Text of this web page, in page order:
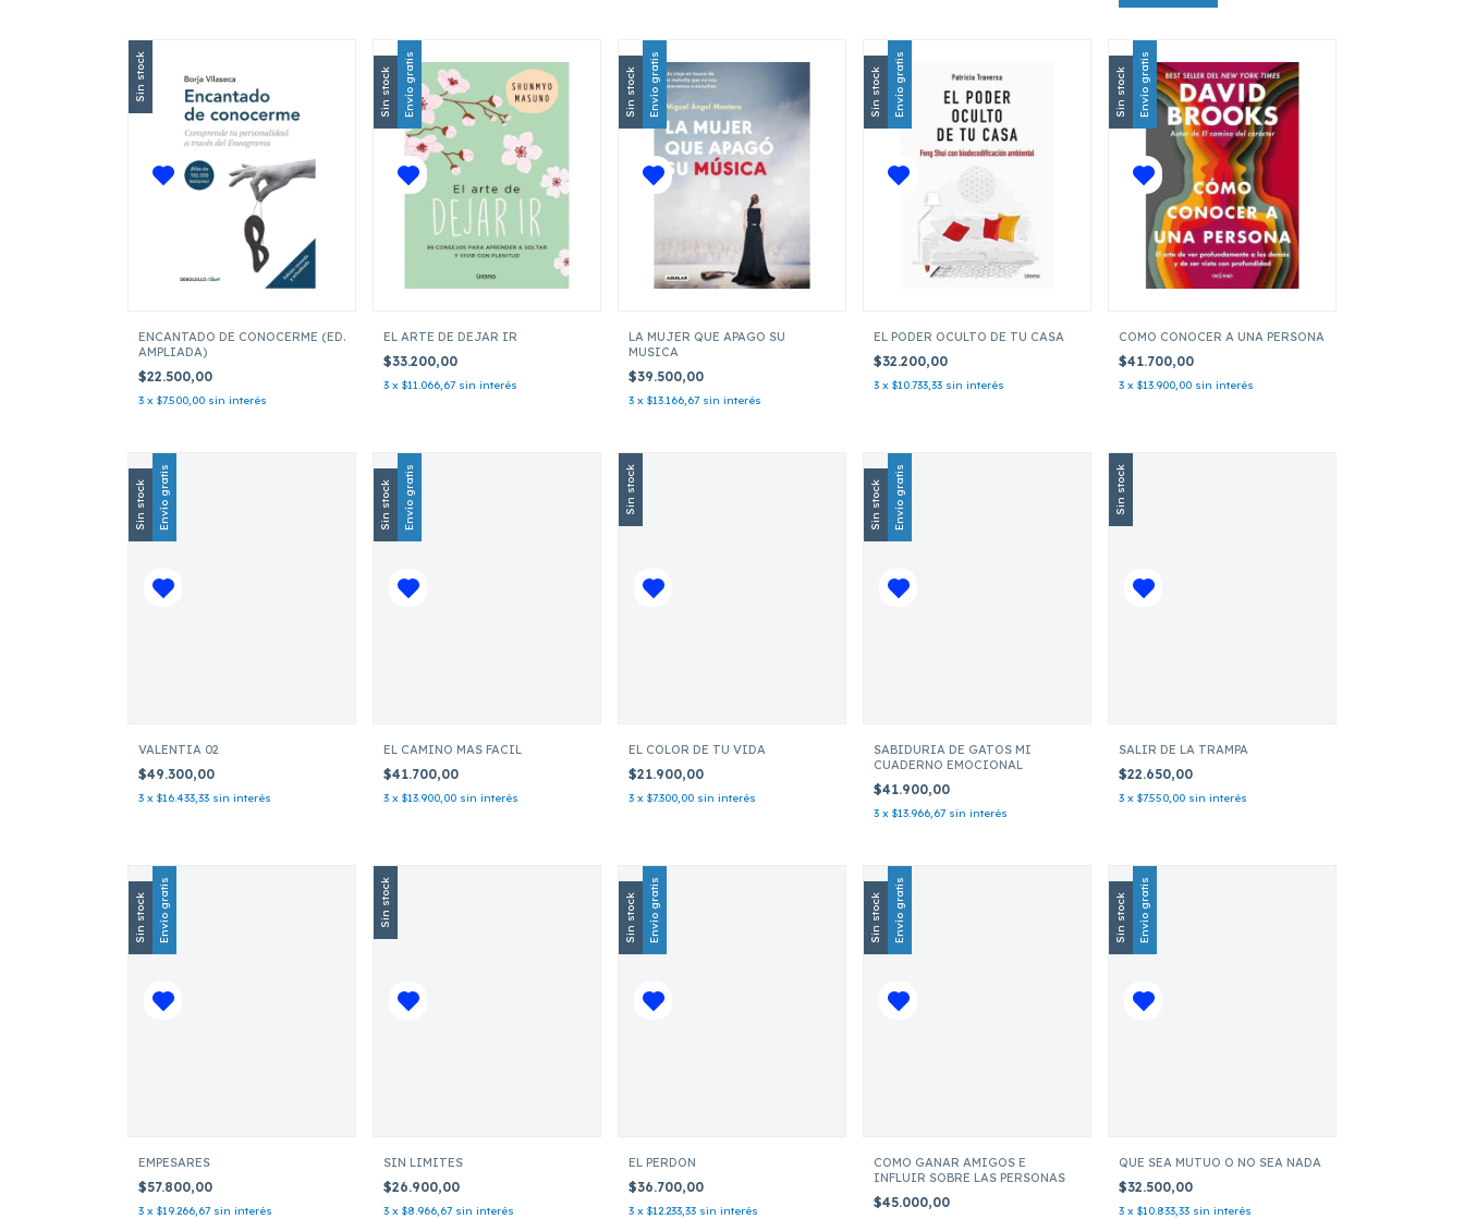
Sin stock
ENCANTADO DE CONOCERME (ED.
AMPLIADA)
$22.500,00
3 x $7.500,00 sin interés
Sin stock Envío gratis
EL ARTE DE DEJAR IR
$33.200,00
3 x $11.066,67 sin interés
Sin stock Envío gratis
LA MUJER QUE APAGO SU
MUSICA
$39.500,00
3 x $13.166,67 sin interés
Sin stock Envío gratis
EL PODER OCULTO DE TU CASA
$32.200,00
3 x $10.733,33 sin interés
Sin stock Envío gratis
COMO CONOCER A UNA PERSONA
$41.700,00
3 x $13.900,00 sin interés
Sin stock Envío gratis
VALENTIA 02
$49.300,00
3 x $16.433,33 sin interés
Sin stock Envío gratis
EL CAMINO MAS FACIL
$41.700,00
3 x $13.900,00 sin interés
Sin stock
EL COLOR DE TU VIDA
$21.900,00
3 x $7.300,00 sin interés
Sin stock Envío gratis
SABIDURIA DE GATOS MI
CUADERNO EMOCIONAL
$41.900,00
3 x $13.966,67 sin interés
Sin stock
SALIR DE LA TRAMPA
$22.650,00
3 x $7.550,00 sin interés
Sin stock Envío gratis
EMPESARES
$57.800,00
3 x $19.266,67 sin interés
Sin stock
SIN LIMITES
$26.900,00
3 x $8.966,67 sin interés
Sin stock Envío gratis
EL PERDON
$36.700,00
3 x $12.233,33 sin interés
Sin stock Envío gratis
COMO GANAR AMIGOS E
INFLUIR SOBRE LAS PERSONAS
$45.000,00
Sin stock Envío gratis
QUE SEA MUTUO O NO SEA NADA
$32.500,00
3 x $10.833,33 sin interés